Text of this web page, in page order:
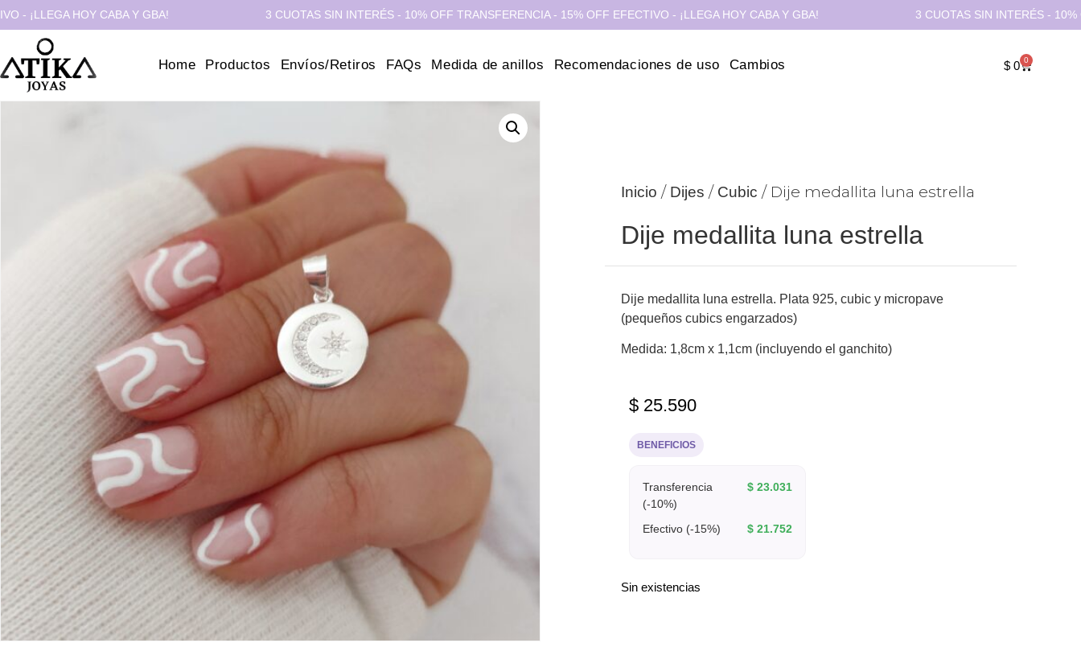
HOY CABA Y GBA! 3 CUOTAS SIN INTERÉS - 10% OFF TRANSFERENCIA - 15% OFF EFECTIVO - ¡LLEGA HOY CABA Y GBA! 3 CUOTAS SIN INTERÉS - 10% OFF
Home Productos Envíos/Retiros FAQs Medida de anillos Recomendaciones de uso Cambios $0 0
Inicio / Dijes / Cubic / Dije medallita luna estrella
Dije medallita luna estrella
Dije medallita luna estrella. Plata 925, cubic y micropave
(pequeños cubics engarzados)
Medida: 1,8cm x 1,1cm (incluyendo el ganchito)
$25.590
BENEFICIOS
Transferencia
(-10%)
$23.031
Efectivo (-15%) $21.752
Sin existencias